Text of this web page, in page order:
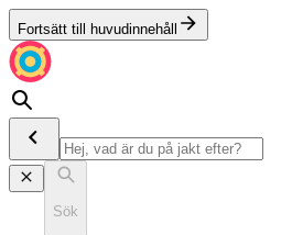
Fortsätt till huvudinnehåll
Sök